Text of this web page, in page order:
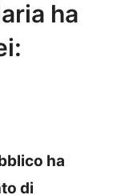
ha
ha
di